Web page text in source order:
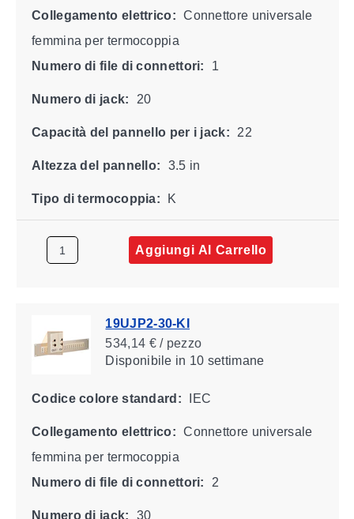
Collegamento elettrico: Connettore universale
femmina per termocoppia
Numero di file di connettori:
1
Numero di jack: 20
Capacità del pannello per i jack: 22
Altezza del pannello: 3.5 in
Tipo di termocoppia: K
Aggiungi Al Carrello
19UJP2-30-KI
534,14 € / pezzo
Disponibile in 10 settimane
Codice colore standard: IEC
Collegamento elettrico: Connettore universale
femmina per termocoppia
Numero di file di connettori:
2
Numero di jack: 30